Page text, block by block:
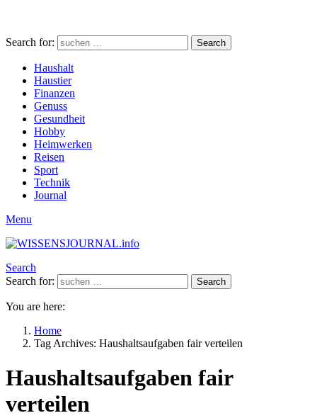
Search for: Search
Haushalt
Haustier
Finanzen
Genuss
Gesundheit
Hobby
Heimwerken
Reisen
Sport
Technik
Journal
Menu
Search
Search for:
Search
You are here:
Home
Tag Archives: Haushaltsaufgaben fair verteilen
Haushaltsaufgaben fair
verteilen